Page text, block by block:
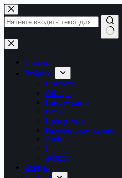
Перейти
к
сути
Ничего
не
найденоГлавная
Рубрики
Новости
Обзоры
Инструкции
Игры
Программы
Рабочее окружение
Android
Сервер
Железо
Форум